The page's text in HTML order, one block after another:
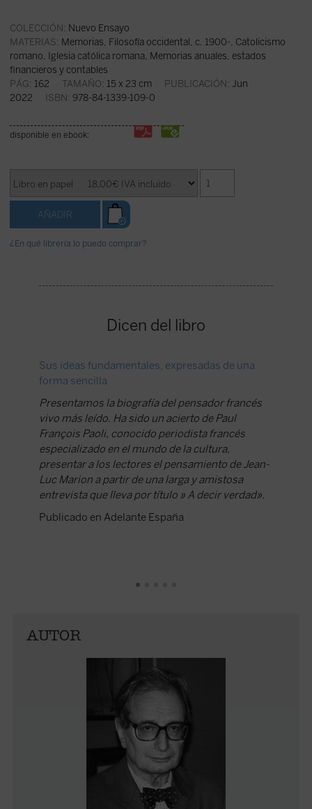
COLECCIÓN: Nuevo Ensayo
MATERIAS: Memorias, Filosofía occidental, c. 1900-, Catolicismo
romano, Iglesia católica romana, Memorias anuales, estados
financieros y contables
PÁG: 162 TAMAÑO: 15 x 23 cm PUBLICACIÓN: Jun
2022 ISBN: 978-84-1339-109-0
disponible en ebook:
¿En qué librería lo puedo comprar?
Dicen del libro
Sus ideas fundamentales, expresadas de una
forma sencilla
Presentamos la biografía del pensador francés
vivo más leído. Ha sido un acierto de Paul
François Paoli, conocido periodista francés
especializado en el mundo de la cultura,
presentar a los lectores el pensamiento de Jean-
Luc Marion a partir de una larga y amistosa
entrevista que lleva por título » A decir verdad».
Publicado en Adelante España
AUTOR